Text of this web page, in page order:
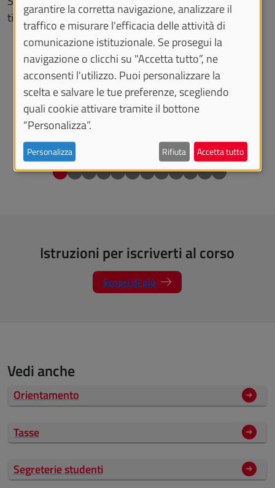
ti offre sul sito dell'Atlante delle Professioni.
Adattatore dialoghista,
Adattatrice dialoghista
Precedente
Istruzioni per iscriverti al corso
Scopri di più
Vedi anche
Orientamento
Tasse
Segreterie studenti
garantire la corretta navigazione, analizzare il
traffico e misurare l'efficacia delle attività di
comunicazione istituzionale. Se prosegui la
navigazione o clicchi su "Accetta tutto”, ne
acconsenti l'utilizzo. Puoi personalizzare la
scelta e salvare le tue preferenze, scegliendo
quali cookie attivare tramite il bottone
“Personalizza”.
Personalizza Rifiuta Accetta tutto